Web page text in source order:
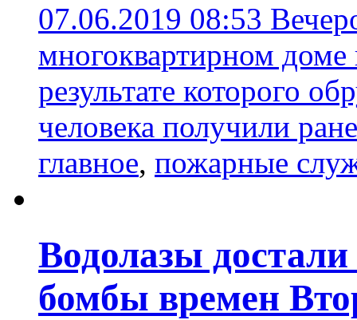
07.06.2019 08:53
многоквартирном доме
результате которого
человека получили
главное, пожарные
Водолазы
бомбы времен